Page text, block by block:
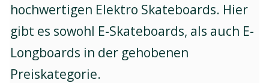
hochwertigen Elektro Skateboards. Hier
gibt es sowohl E-Skateboards, als auch E-
Longboards in der gehobenen
Preiskategorie.